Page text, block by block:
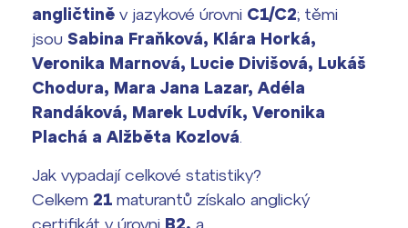
Harmonogram školního roku
Termíny maturit
angličtině v jazykové úrovni C1/C2; těmi
jsou Sabina Fraňková, Klára Horká,
Veronika Marnová, Lucie Divišová, Lukáš
Chodura, Mara Jana Lazar, Adéla
Randáková, Marek Ludvík, Veronika
Plachá a Alžběta Kozlová
Jak vypadají celkové statistiky?
Celkem 21 maturantů získalo anglický
certifikát v úrovni B2, a